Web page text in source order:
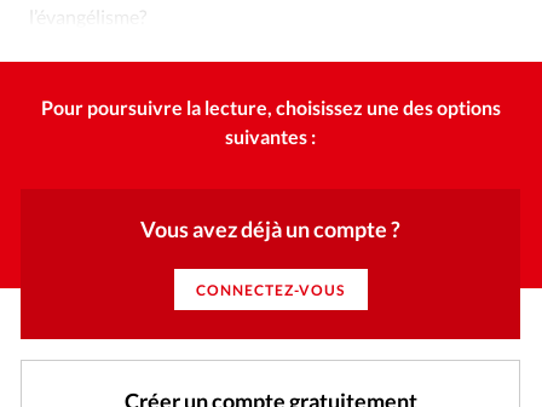
Vécu
Vie Intérieure
l’évangélisme?
Pour poursuivre la lecture, choisissez une des options
suivantes :
Vous avez déjà un compte ?
CONNECTEZ-VOUS
Créer un compte gratuitement